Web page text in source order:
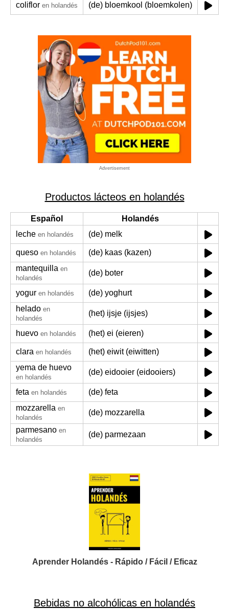
coliflor en holandés (de) bloemkool (bloemkolen)
Advertisement
Productos lácteos en holandés
Español
Holandés
leche en holandés (de) melk
queso en holandés
(de) kaas (kazen)
mantequilla en
holandés
(de) boter
yogur en holandés
(de) yoghurt
helado en
holandés
(het) ijsje (ijsjes)
huevo en holandés (het) ei (eieren)
clara en holandés
(het) eiwit (eiwitten)
yema de huevo
en holandés
(de) eidooier (eidooiers)
feta en holandés
(de) feta
mozzarella en
holandés
(de) mozzarella
parmesano en
holandés
(de) parmezaan
Aprender Holandés - Rápido / Fácil / Eficaz
Bebidas no alcohólicas en holandés